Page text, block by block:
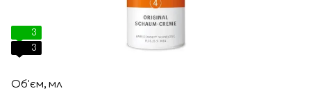
3
3
Об'єм, мл